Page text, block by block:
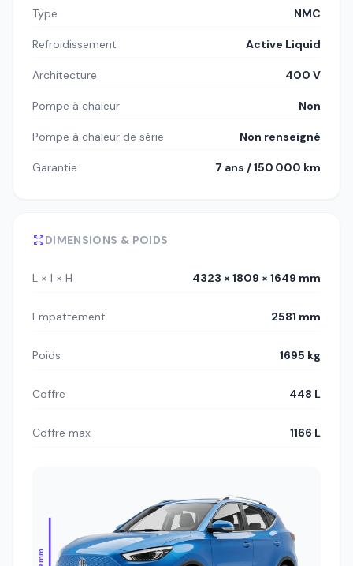
Type NMC
Refroidissement Active Liquid
Architecture 400 V
Pompe à chaleur Non
Pompe à chaleur de série Non renseigné
Garantie 7 ans / 150 000 km
DIMENSIONS & POIDS
L × l × H 4323 × 1809 × 1649 mm
Empattement 2581 mm
Poids 1695 kg
Coffre 448 L
Coffre max 1166 L